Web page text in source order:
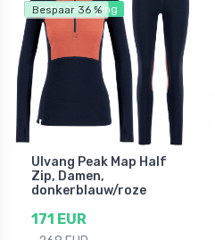
Gratis bezorging
Bespaar 36 %
Ulvang Peak Map Half
Zip, Damen,
donkerblauw/roze
171 EUR